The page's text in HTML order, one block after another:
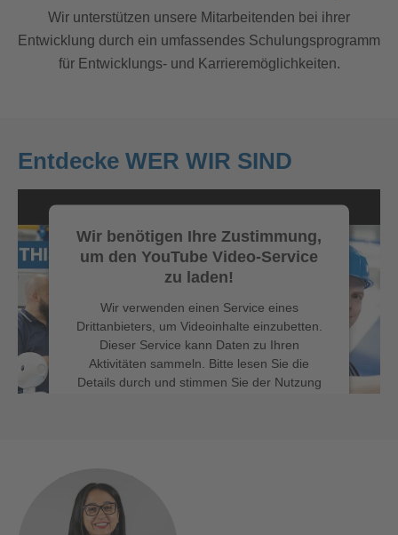
Wir unterstützen unsere Mitarbeitenden bei ihrer
Entwicklung durch ein umfassendes Schulungsprogramm
für Entwicklungs- und Karrieremöglichkeiten.
Entdecke WER WIR SIND
Wir benötigen Ihre Zustimmung,
um den YouTube Video-Service
zu laden!
Wir verwenden einen Service eines
Drittanbieters, um Videoinhalte einzubetten.
Dieser Service kann Daten zu Ihren
Aktivitäten sammeln. Bitte lesen Sie die
Details durch und stimmen Sie der Nutzung
powered by
Bernd Schwendinger